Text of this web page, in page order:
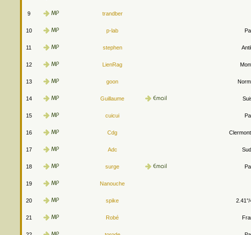
9 trandber
10 p-lab
11 stephen
12 LienRag
13 goon
14 Guillaume
15 cuicui
16 Cdg
17 Adc
18 surge
19 Nanouche
20 spike 2.41°/
21 Robé